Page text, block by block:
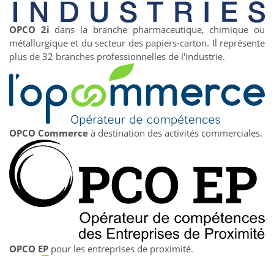
OPCO 2i dans la branche pharmaceutique, chimique ou
métallurgique et du secteur des papiers-carton. Il représente
plus de 32 branches professionnelles de l'industrie.
OPCO Commerce à destination des activités commerciales.
OPCO EP pour les entreprises de proximité.